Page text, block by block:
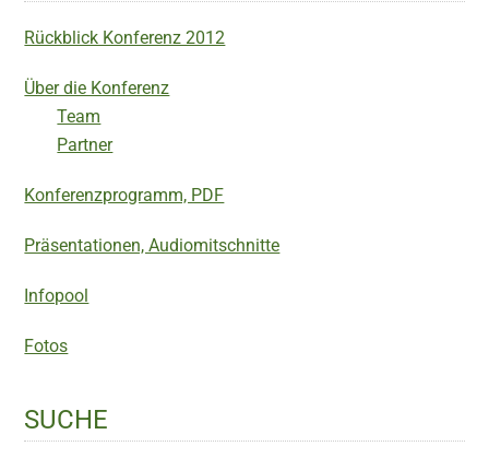
Rückblick Konferenz 2012
Über die Konferenz
Team
Partner
Konferenzprogramm, PDF
Präsentationen, Audiomitschnitte
Infopool
Fotos
SUCHE